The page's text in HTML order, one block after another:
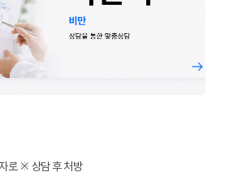
로 ※ 상담 후 처방